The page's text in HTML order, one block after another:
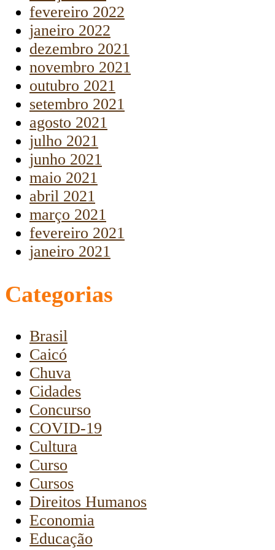
fevereiro 2022
janeiro 2022
dezembro 2021
novembro 2021
outubro 2021
setembro 2021
agosto 2021
julho 2021
junho 2021
maio 2021
abril 2021
março 2021
fevereiro 2021
janeiro 2021
Categorias
Brasil
Caicó
Chuva
Cidades
Concurso
COVID-19
Cultura
Curso
Cursos
Direitos Humanos
Economia
Educação